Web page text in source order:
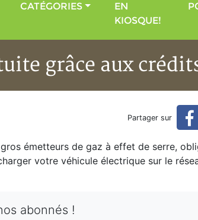
CATÉGORIES
EN
KIOSQUE!
grâce aux
grâce aux crédits
Partager sur
émetteurs de gaz à effet de serre,
votre véhicule électrique sur le
abonnés !